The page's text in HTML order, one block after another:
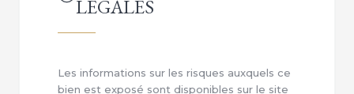
LÉGALES
Les informations sur les risques auxquels ce
bien est exposé sont disponibles sur le site